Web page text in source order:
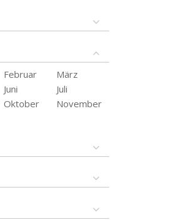
Februar
März
Juni
Juli
Oktober
November